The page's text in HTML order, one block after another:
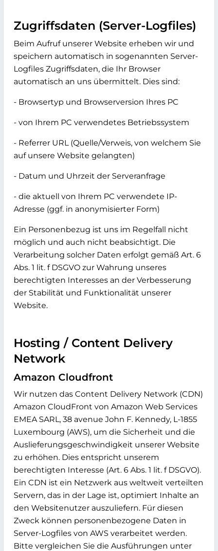
Zugriffsdaten (Server-Logfiles)
Beim Aufruf unserer Website erheben wir und
speichern automatisch in sogenannten Server-
Logfiles Zugriffsdaten, die Ihr Browser
automatisch an uns übermittelt. Dies sind:
- Browsertyp und Browserversion Ihres PC
- von Ihrem PC verwendetes Betriebssystem
- Referrer URL (Quelle/Verweis, von welchem Sie
auf unsere Website gelangten)
- Datum und Uhrzeit der Serveranfrage
- die aktuell von Ihrem PC verwendete IP-
Adresse (ggf. in anonymisierter Form)
Ein Personenbezug ist uns im Regelfall nicht
möglich und auch nicht beabsichtigt. Die
Verarbeitung solcher Daten erfolgt gemäß Art. 6
Abs. 1 lit. f DSGVO zur Wahrung unseres
berechtigten Interesses an der Verbesserung
der Stabilität und Funktionalität unserer
Website.
Hosting / Content Delivery
Network
Amazon Cloudfront
Wir nutzen das Content Delivery Network (CDN)
Amazon CloudFront von Amazon Web Services
EMEA SARL, 38 avenue John F. Kennedy, L-1855
Luxembourg (AWS), um die Sicherheit und die
Auslieferungsgeschwindigkeit unserer Website
zu erhöhen. Dies entspricht unserem
berechtigten Interesse (Art. 6 Abs. 1 lit. f DSGVO).
Ein CDN ist ein Netzwerk aus weltweit verteilten
Servern, das in der Lage ist, optimiert Inhalte an
den Websitenutzer auszuliefern. Für diesen
Zweck können personenbezogene Daten in
Server-Logfiles von AWS verarbeitet werden.
Bitte vergleichen Sie die Ausführungen unter